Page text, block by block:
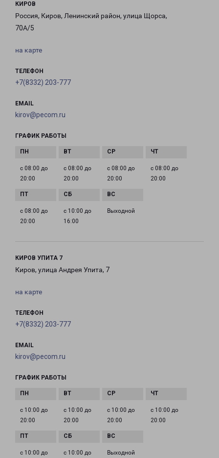
КИРОВ
Россия, Киров, Ленинский район, улица Щорса,
70А/5
на карте
ТЕЛЕФОН
+7(8332) 203-777
EMAIL
kirov@pecom.ru
ГРАФИК РАБОТЫ
с 08:00 до
20:00
с 08:00 до
20:00
с 08:00 до
20:00
с 08:00 до
20:00
с 08:00 до
20:00
с 10:00 до
16:00
Выходной
КИРОВ УПИТА 7
Киров, улица Андрея Упита, 7
на карте
ТЕЛЕФОН
+7(8332) 203-777
EMAIL
kirov@pecom.ru
ГРАФИК РАБОТЫ
с 10:00 до
20:00
с 10:00 до
20:00
с 10:00 до
20:00
с 10:00 до
20:00
с 10:00 до
с 10:00 до
Выходной